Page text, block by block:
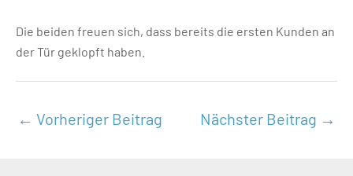
Die beiden freuen sich, dass bereits die ersten Kunden an
der Tür geklopft haben.
← Vorheriger Beitrag Nächster Beitrag →